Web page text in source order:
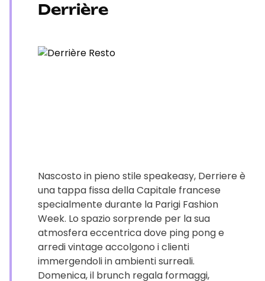
Derrière
Nascosto in pieno stile speakeasy, Derriere è
una tappa fissa della Capitale francese
specialmente durante la Parigi Fashion
Week. Lo spazio sorprende per la sua
atmosfera eccentrica dove ping pong e
arredi vintage accolgono i clienti
immergendoli in ambienti surreali.
Domenica, il brunch regala formaggi,